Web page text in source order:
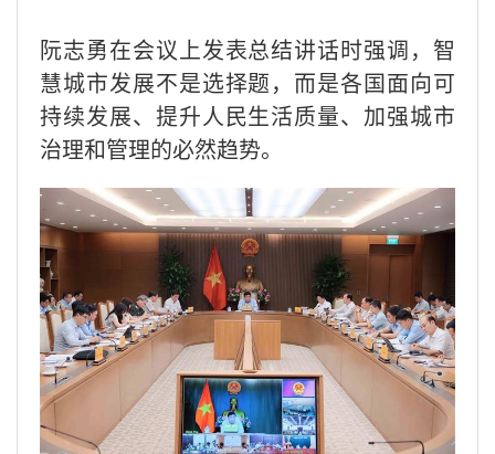
阮志勇在会议上发表总结讲话时强调，智
慧城市发展不是选择题，而是各国面向可
持续发展、提升人民生活质量、加强城市
治理和管理的必然趋势。